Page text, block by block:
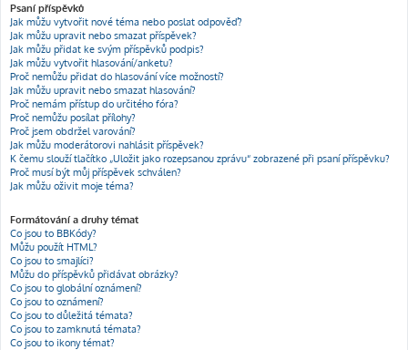
Psaní příspěvků
Jak můžu vytvořit nové téma nebo poslat odpověď?
Jak můžu upravit nebo smazat příspěvek?
Jak můžu přidat ke svým příspěvků podpis?
Jak můžu vytvořit hlasování/anketu?
Proč nemůžu přidat do hlasování více možností?
Jak můžu upravit nebo smazat hlasování?
Proč nemám přístup do určitého fóra?
Proč nemůžu posílat přílohy?
Proč jsem obdržel varování?
Jak můžu moderátorovi nahlásit příspěvek?
K čemu slouží tlačítko „Uložit jako rozepsanou zprávu“ zobrazené při psaní příspěvku?
Proč musí být můj příspěvek schválen?
Jak můžu oživit moje téma?
Formátování a druhy témat
Co jsou to BBKódy?
Můžu použít HTML?
Co jsou to smajlíci?
Můžu do příspěvků přidávat obrázky?
Co jsou to globální oznámení?
Co jsou to oznámení?
Co jsou to důležitá témata?
Co jsou to zamknutá témata?
Co jsou to ikony témat?